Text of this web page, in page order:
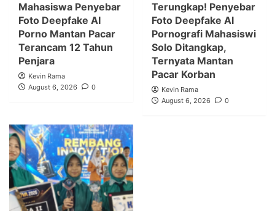
Mahasiswa Penyebar
Foto Deepfake AI
Porno Mantan Pacar
Terancam 12 Tahun
Penjara
Kevin Rama
August 6, 2026
0
Terungkap! Penyebar
Foto Deepfake AI
Pornografi Mahasiswi
Solo Ditangkap,
Ternyata Mantan
Pacar Korban
Kevin Rama
August 6, 2026
0